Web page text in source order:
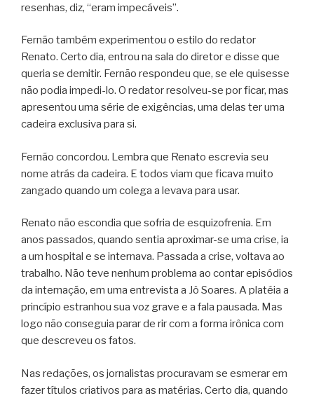
resenhas, diz, “eram impecáveis”.
Fernão também experimentou o estilo do redator
Renato. Certo dia, entrou na sala do diretor e disse que
queria se demitir. Fernão respondeu que, se ele quisesse
não podia impedi-lo. O redator resolveu-se por ficar, mas
apresentou uma série de exigências, uma delas ter uma
cadeira exclusiva para si.
Fernão concordou. Lembra que Renato escrevia seu
nome atrás da cadeira. E todos viam que ficava muito
zangado quando um colega a levava para usar.
Renato não escondia que sofria de esquizofrenia. Em
anos passados, quando sentia aproximar-se uma crise, ia
a um hospital e se internava. Passada a crise, voltava ao
trabalho. Não teve nenhum problema ao contar episódios
da internação, em uma entrevista a Jô Soares. A platéia a
princípio estranhou sua voz grave e a fala pausada. Mas
logo não conseguia parar de rir com a forma irônica com
que descreveu os fatos.
Nas redações, os jornalistas procuravam se esmerar em
fazer títulos criativos para as matérias. Certo dia, quando